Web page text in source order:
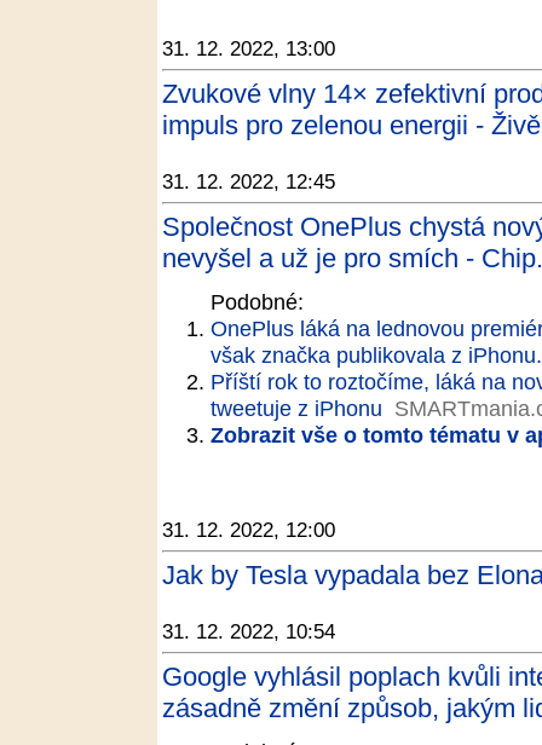
31. 12. 2022, 13:00
Zvukové vlny 14× zefektivní
impuls pro zelenou energii -
31. 12. 2022, 12:45
Společnost OnePlus chystá
nevyšel a už je pro smích -
Podobné:
OnePlus láká na lednovou
však značka publikovala z
Příští rok to roztočíme, láká na
tweetuje z iPhonu
Zobrazit vše o tomto tématu v
31. 12. 2022, 12:00
Jak by Tesla vypadala bez
31. 12. 2022, 10:54
Google vyhlásil poplach kvůli
zásadně změní způsob, jakým